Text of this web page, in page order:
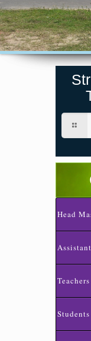
Head